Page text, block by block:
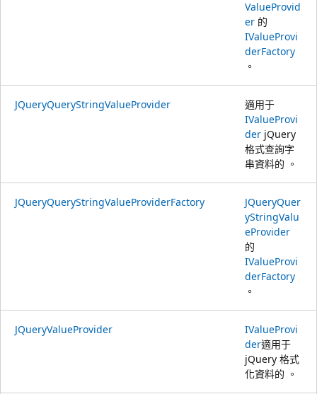
ValueProvid
er 的
IValueProvi
derFactory
。
JQueryQueryStringValueProvider
適用于
IValueProvi
der jQuery
格式查詢字
串資料的 。
JQueryQueryStringValueProviderFactory
JQueryQuer
yStringValu
eProvider
的
IValueProvi
derFactory
。
JQueryValueProvider
IValueProvi
der適用于
jQuery 格式
化資料的 。